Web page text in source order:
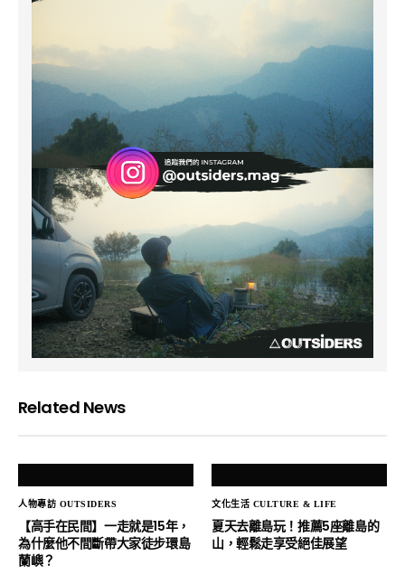
Related News
人物專訪 OUTSIDERS
【高手在民間】一走就是15年，
為什麼他不間斷帶大家徒步環島
蘭嶼？
文化生活 CULTURE & LIFE
夏天去離島玩！推薦5座離島的
山，輕鬆走享受絕佳展望